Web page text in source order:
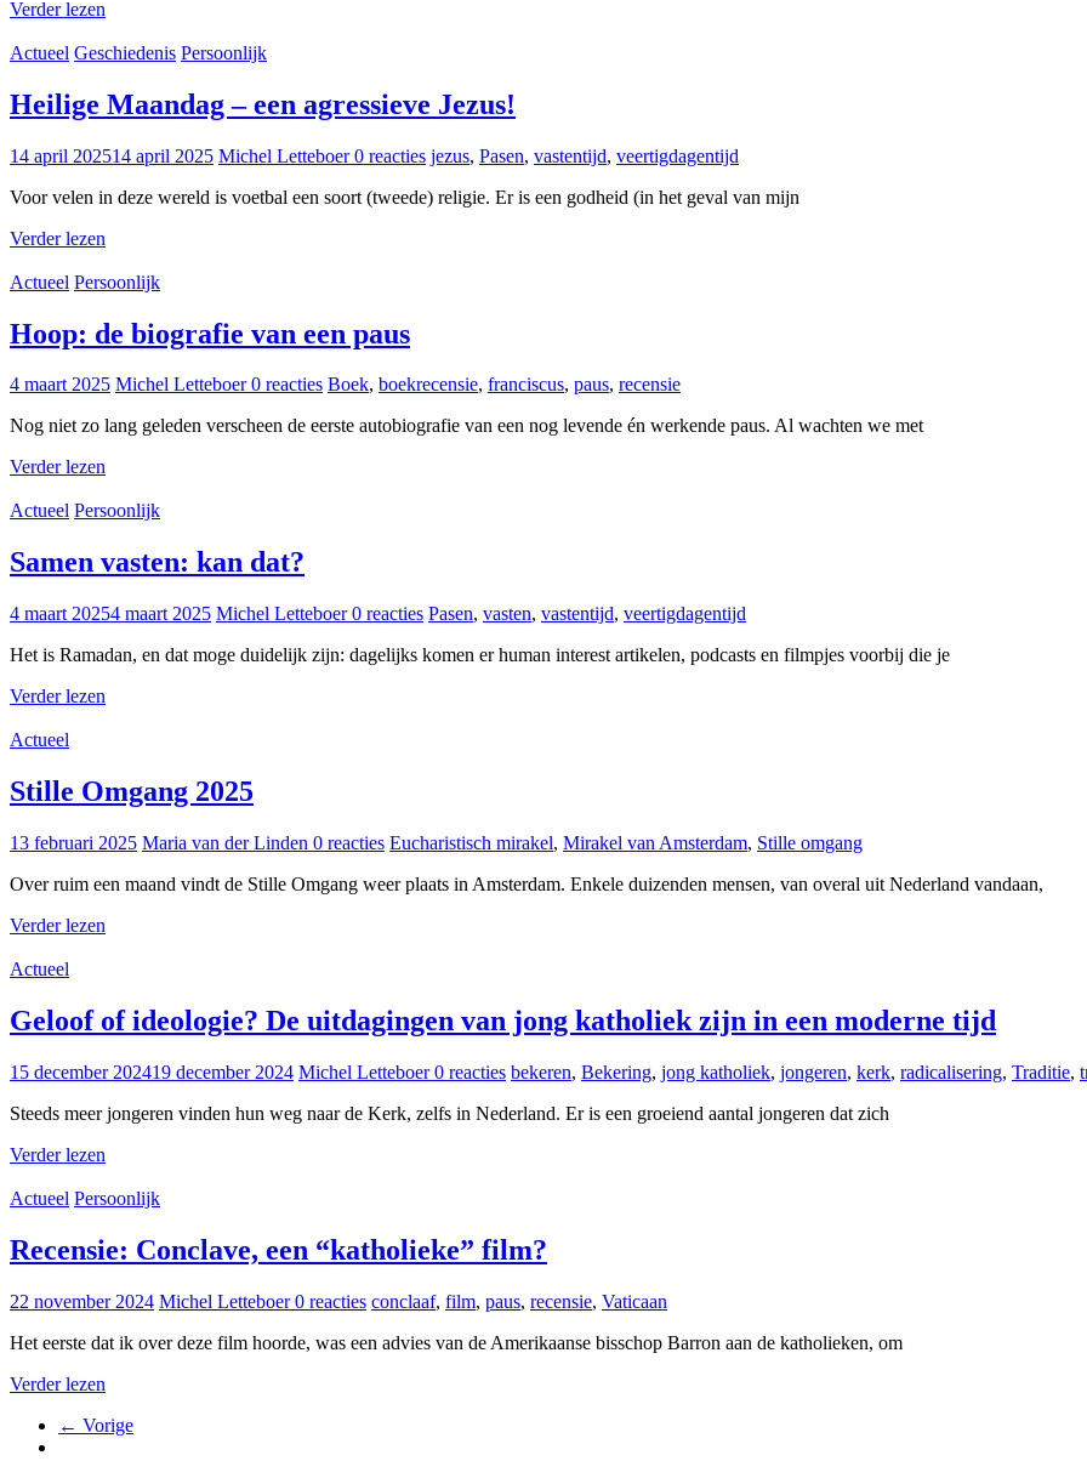
Verder lezen
Actueel Geschiedenis Persoonlijk
Heilige Maandag – een agressieve Jezus!
14 april 202514 april 2025 Michel Letteboer0 reacties jezus, Pasen, vastentijd, veertigdagentijd
Voor velen in deze wereld is voetbal een soort (tweede) religie. Er is een godheid (in het geval van mijn
Verder lezen
Actueel Persoonlijk
Hoop: de biografie van een paus
4 maart 2025 Michel Letteboer0 reacties Boek, boekrecensie, franciscus, paus, recensie
Nog niet zo lang geleden verscheen de eerste autobiografie van een nog levende én werkende paus. Al wachten we met
Verder lezen
Actueel Persoonlijk
Samen vasten: kan dat?
4 maart 20254 maart 2025 Michel Letteboer0 reacties Pasen, vasten, vastentijd, veertigdagentijd
Het is Ramadan, en dat moge duidelijk zijn: dagelijks komen er human interest artikelen, podcasts en filmpjes voorbij die je
Verder lezen
Actueel
Stille Omgang 2025
13 februari 2025 Maria van der Linden 0 reacties Eucharistisch mirakel, Mirakel van Amsterdam, Stille omgang
Over ruim een maand vindt de Stille Omgang weer plaats in Amsterdam. Enkele duizenden mensen, van overal uit Nederland vandaan,
Verder lezen
Actueel
Geloof of ideologie? De uitdagingen van jong katholiek zijn in een moderne tijd
15 december 202419 december 2024 Michel Letteboer0 reacties bekeren, Bekering, jong katholiek, jongeren, kerk, radicalisering, Traditie,
Steeds meer jongeren vinden hun weg naar de Kerk, zelfs in Nederland. Er is een groeiend aantal jongeren dat zich
Verder lezen
Actueel Persoonlijk
Recensie: Conclave, een “katholieke” film?
22 november 2024 Michel Letteboer0 reacties conclaaf, film, paus, recensie, Vaticaan
Het eerste dat ik over deze film hoorde, was een advies van de Amerikaanse bisschop Barron aan de katholieken, om
Verder lezen
← Vorige